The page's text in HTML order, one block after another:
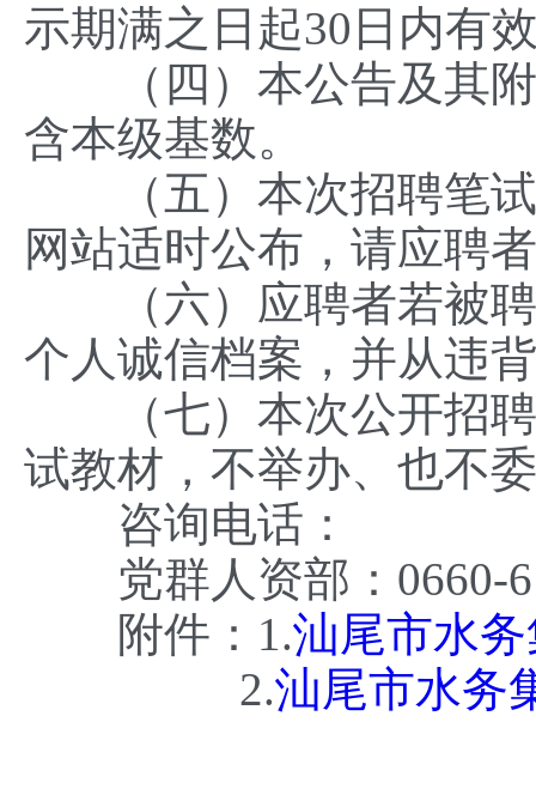
示期满之日起30日内有
（四）本公告及其附
含本级基数。
（五）本次招聘笔试
网站适时公布，请应聘
（六）应聘者若被聘
个人诚信档案，并从违
（七）本次公开招聘
试教材，不举办、也不
咨询电话：
党群人资部：0660-
附件：1.汕尾市水
2.汕尾市水务